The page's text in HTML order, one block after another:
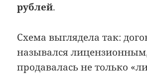
рублей.
Схема выглядела так:
назывался
продавалась не только